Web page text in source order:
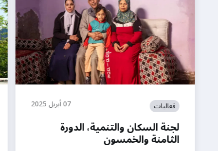
فعاليات 07 أبريل 2025
لجنة السكان والتنمية، الدورة
الثامنة والخمسون